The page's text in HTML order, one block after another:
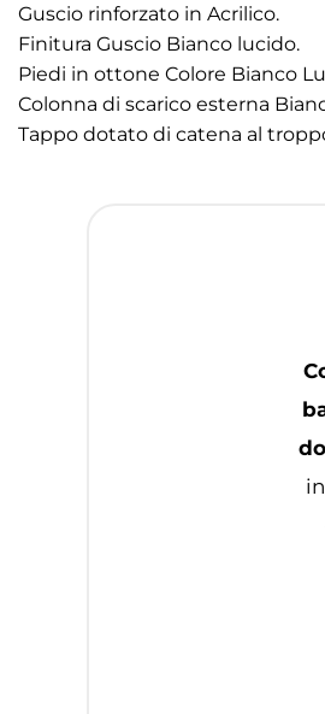
Guscio rinforzato in Acrilico.
Finitura Guscio Bianco lucido.
Piedi in ottone Colore Bianco
Colonna di scarico esterna
Tappo dotato di catena al